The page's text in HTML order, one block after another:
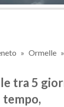
Ormelle
tra 5
tempo,